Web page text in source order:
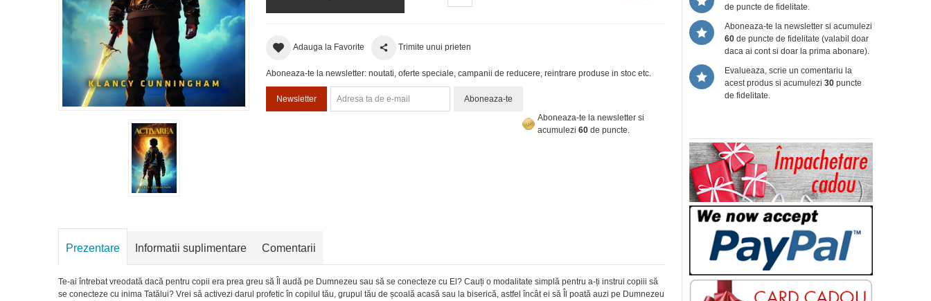
Adauga la Favorite Trimite unui prieten
Aboneaza-te la newsletter: noutati, oferte speciale, campanii de reducere, reintrare produse in stoc etc.
Newsletter
Aboneaza-te
Aboneaza-te la newsletter si
acumulezi 60de puncte.
de puncte de fidelitate.
Aboneaza-te la newsletter si acumulezi
60de puncte de fidelitate (valabil doar
daca ai cont si doar la prima abonare).
Evalueaza, scrie un comentariu la
acest produs si acumulezi 30puncte
de fidelitate.
Prezentare Informatii suplimentare Comentarii
Te-ai întrebat vreodată dacă pentru copii era prea greu să Îl audă pe Dumnezeu sau să se conecteze cu El? Cauți o modalitate simplă pentru a-ți instrui copiii să
se conecteze cu inima Tatălui? Vrei să activezi darul profetic în copilul tău, grupul tău de școală acasă sau la biserică, astfel încât ei să Îl poată auzi pe Dumnezeu